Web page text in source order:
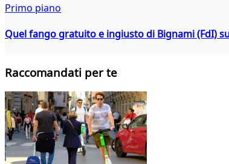
Primo piano
Quel fango gratuito e ingiusto di Bignami (FdI)
Raccomandati per te